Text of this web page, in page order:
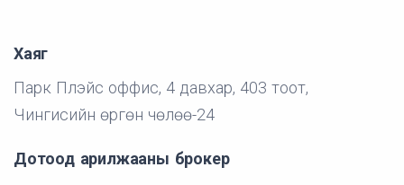
Хаяг
Парк Плэйс оффис, 4 давхар, 403 тоот,
Чингисийн өргөн чөлөө-24
Дотоод арилжааны брокер